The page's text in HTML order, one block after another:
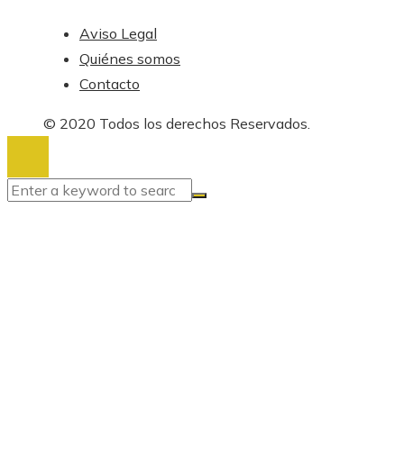
Aviso Legal
Quiénes somos
Contacto
© 2020 Todos los derechos Reservados.